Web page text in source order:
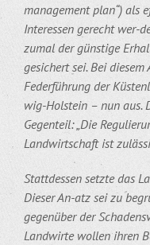
management plan“) als
Interessen gerecht wer-
zumal der günstige
gesichert sei. Bei
Federführung der
wig-Holstein – nun aus.
Gegenteil: „Die
Landwirtschaft ist
Stattdessen setzte das
Dieser An-atz sei zu
gegenüber der
Landwirte wollen ihren